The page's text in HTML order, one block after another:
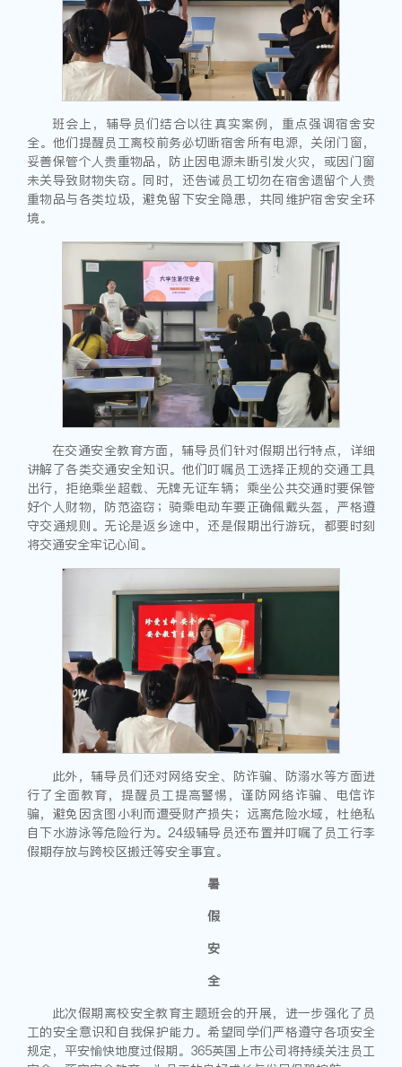
班会上，辅导员们结合以往真实案例，重点强调宿舍安
全。他们提醒员工离校前务必切断宿舍所有电源，关闭门窗，
妥善保管个人贵重物品，防止因电源未断引发火灾，或因门窗
未关导致财物失窃。同时，还告诫员工切勿在宿舍遗留个人贵
重物品与各类垃圾，避免留下安全隐患，共同维护宿舍安全环
境。
在交通安全教育方面，辅导员们针对假期出行特点，详细
讲解了各类交通安全知识。他们叮嘱员工选择正规的交通工具
出行，拒绝乘坐超载、无牌无证车辆；乘坐公共交通时要保管
好个人财物，防范盗窃；骑乘电动车要正确佩戴头盔，严格遵
守交通规则。无论是返乡途中，还是假期出行游玩，都要时刻
将交通安全牢记心间。
此外，辅导员们还对网络安全、防诈骗、防溺水等方面进
行了全面教育，提醒员工提高警惕，谨防网络诈骗、电信诈
骗，避免因贪图小利而遭受财产损失；远离危险水域，杜绝私
自下水游泳等危险行为。24级辅导员还布置并叮嘱了员工行李
假期存放与跨校区搬迁等安全事宜。
暑
假
安
全
此次假期离校安全教育主题班会的开展，进一步强化了员
工的安全意识和自我保护能力。希望同学们严格遵守各项安全
规定，平安愉快地度过假期。365英国上市公司将持续关注员工